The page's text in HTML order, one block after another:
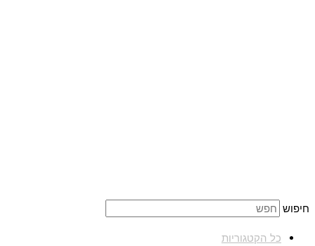
חיפוש
כל הקטגוריות